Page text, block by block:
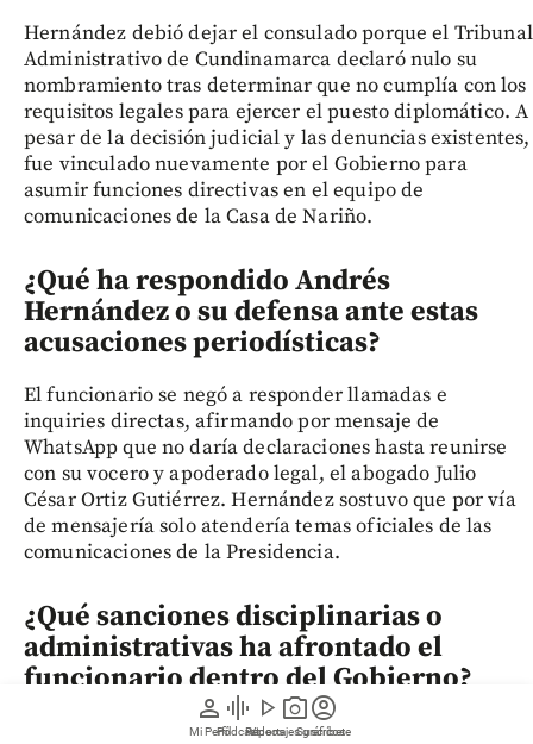
person
Mi Perfil
graphic_eq
Pódcast
play_arrow
Videos
photo_camera
Reportajes gráficos
account_circle
Suscríbete
Hernández debió dejar el consulado porque el Tribunal
Administrativo de Cundinamarca declaró nulo su
nombramiento tras determinar que no cumplía con los
requisitos legales para ejercer el puesto diplomático. A
pesar de la decisión judicial y las denuncias existentes,
fue vinculado nuevamente por el Gobierno para
asumir funciones directivas en el equipo de
comunicaciones de la Casa de Nariño.
¿Qué ha respondido Andrés
Hernández o su defensa ante estas
acusaciones periodísticas?
El funcionario se negó a responder llamadas e
inquiries directas, afirmando por mensaje de
WhatsApp que no daría declaraciones hasta reunirse
con su vocero y apoderado legal, el abogado Julio
César Ortiz Gutiérrez. Hernández sostuvo que por vía
de mensajería solo atendería temas oficiales de las
comunicaciones de la Presidencia.
¿Qué sanciones disciplinarias o
administrativas ha afrontado el
funcionario dentro del Gobierno?
El propio Andrés Hernández confirmó en un mensaje